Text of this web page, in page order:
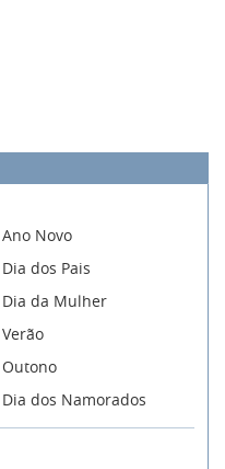
Ano Novo
Dia dos Pais
Dia da Mulher
Verão
Outono
Dia dos Namorados